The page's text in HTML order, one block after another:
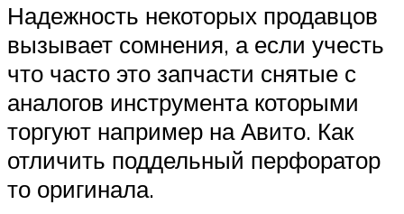
Надежность некоторых продавцов
вызывает сомнения, а если учесть
что часто это запчасти снятые с
аналогов инструмента которыми
торгуют например на Авито. Как
отличить поддельный перфоратор
то оригинала.